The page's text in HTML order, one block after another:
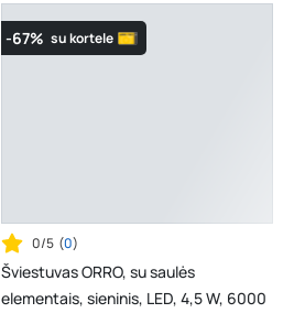
-67% su kortele
0/5 (0)
Šviestuvas ORRO, su saulės
elementais, sieninis, LED, 4,5 W, 6000